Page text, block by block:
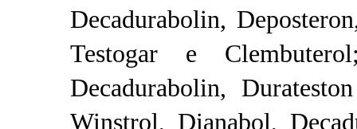
Decadurabolin,
Testogar e
Decadurabolin,
Winstrol, Dianabol,